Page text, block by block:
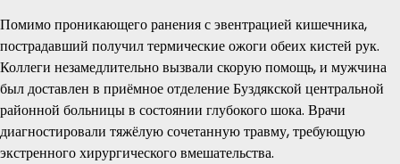
Помимо проникающего ранения с эвентрацией кишечника,
пострадавший получил термические ожоги обеих кистей рук.
Коллеги незамедлительно вызвали скорую помощь, и мужчина
был доставлен в приёмное отделение Буздякской центральной
районной больницы в состоянии глубокого шока. Врачи
диагностировали тяжёлую сочетанную травму, требующую
экстренного хирургического вмешательства.